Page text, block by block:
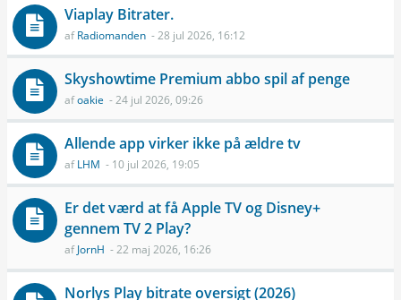
Viaplay Bitrater.
afRadiomanden - 28 jul 2026, 16:12
Skyshowtime Premium abbo spil af penge
afoakie - 24 jul 2026, 09:26
Allende app virker ikke på ældre tv
afLHM - 10 jul 2026, 19:05
Er det værd at få Apple TV og Disney+
gennem TV 2 Play?
afJornH - 22 maj 2026, 16:26
Norlys Play bitrate oversigt (2026)